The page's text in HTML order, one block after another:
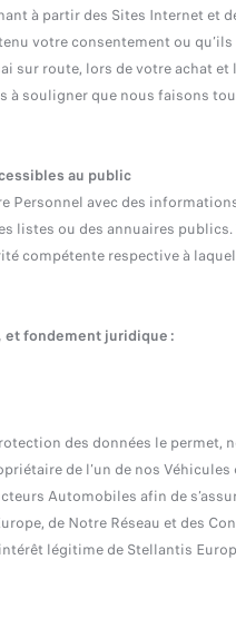
à partir des Sites Internet et
votre consentement ou
sur route, lors de votre
à souligner que nous faisons
au public
Personnel avec des
listes ou des annuaires
compétente respective à
et fondement juridique :
des données le
de l’un de nos
Automobiles afin de
de Notre Réseau et des
légitime de Stellantis